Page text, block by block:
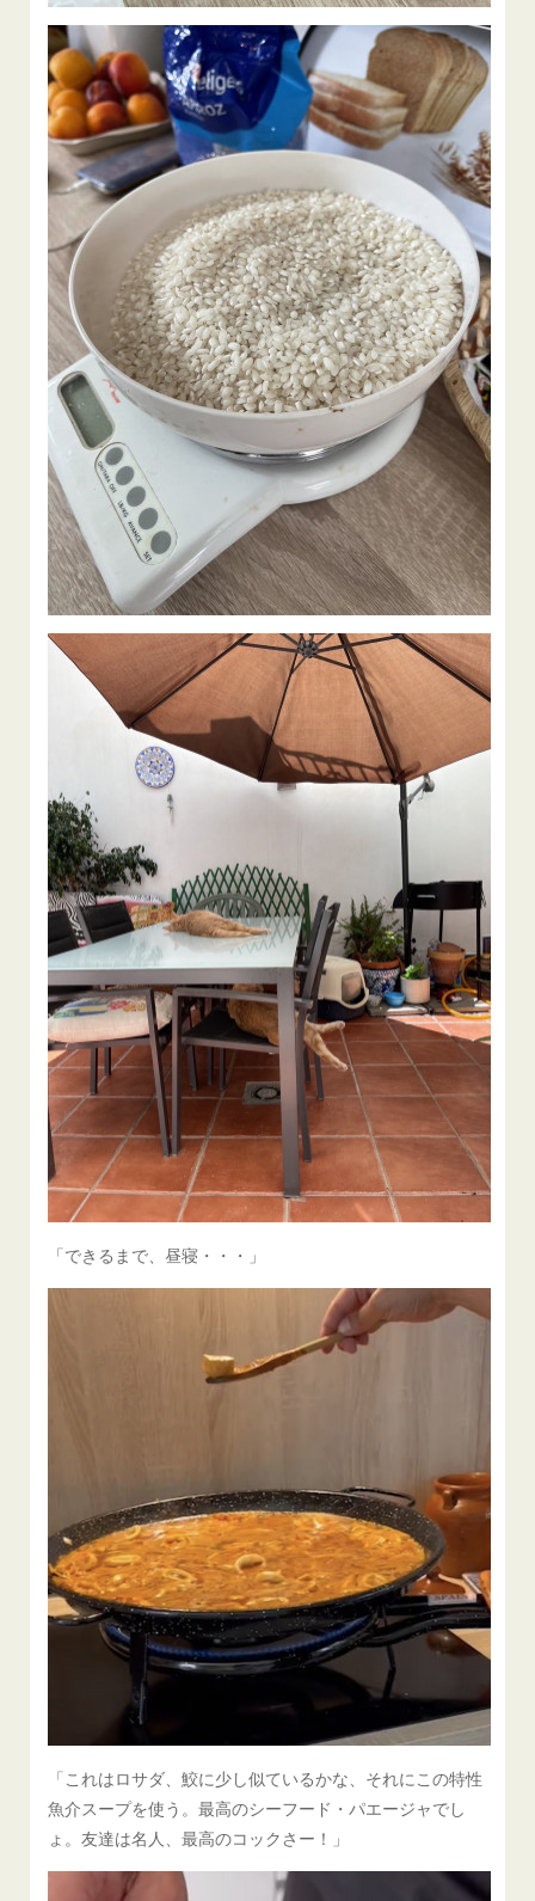
「できるまで、昼寝・・・」
「これはロサダ、鮫に少し似ているかな、それにこの特性
魚介スープを使う。最高のシーフード・パエージャでし
ょ。友達は名人、最高のコックさー！」